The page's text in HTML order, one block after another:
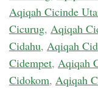
Aqiqah Cicinde
Cicurug, Aqiqah
Cidahu, Aqiqah
Cidempet, Aqiqah
Cidokom, Aqiqah